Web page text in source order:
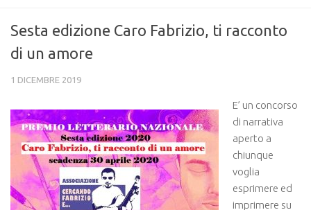
Premio letterario
SOS persone scomparse
Storie e messaggi
Donazioni
Contenuti scaricabili
Bandi
Leggi
Relazione del Commissario straordinario
Sesta edizione Caro Fabrizio, ti racconto
di un amore
1 DICEMBRE 2019
E’ un concorso
di narrativa
aperto a
chiunque
voglia
esprimere ed
imprimere su